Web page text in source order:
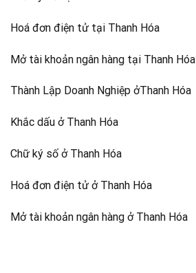
Hoá đơn điện tử tại Thanh Hóa
Mở tài khoản ngân hàng tại Thanh Hóa
Thành Lập Doanh Nghiệp ởThanh Hóa
Khắc dấu ở Thanh Hóa
Chữ ký số ở Thanh Hóa
Hoá đơn điện tử ở Thanh Hóa
Mở tài khoản ngân hàng ở Thanh Hóa